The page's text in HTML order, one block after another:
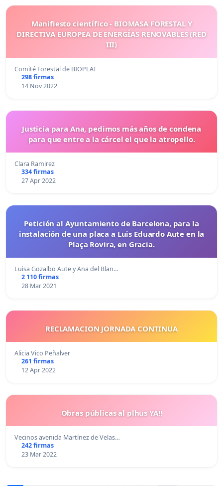
Manifiesto científico - BIOMASA FORESTAL Y
DIRECTIVA EUROPEA DE ENERGÍAS RENOVABLES (RED
III)
Comité Forestal de BIOPLAT
298 firmas
14 Nov 2022
Justicia para Ana, pedimos más años de condena
para que entre a la cárcel el que la atropello.
Clara Ramirez
334 firmas
27 Apr 2022
Petición al Ayuntamiento de Barcelona, para la
instalación de una placa a Luis Eduardo Aute en la
Plaça Rovira, en Gracia.
Luisa Gozalbo Aute y Ana del Blan…
2 110 firmas
28 Mar 2021
RECLAMACION JORNADA CONTINUA
Alicia Vico Peñalver
261 firmas
12 Apr 2022
Obras públicas al plhus YA!!
Vecinos avenida Martínez de Velas…
242 firmas
23 Mar 2022